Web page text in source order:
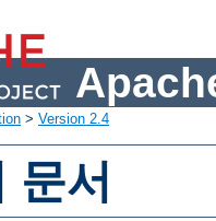
> Version 2.4
문서